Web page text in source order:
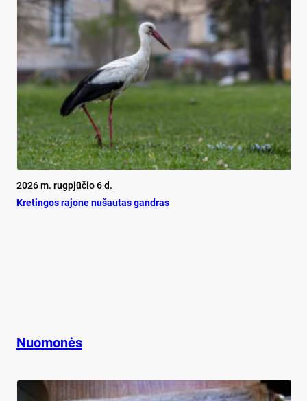
2026 m. rugpjūčio 6 d.
Kretingos rajone nušautas gandras
Nuomonės